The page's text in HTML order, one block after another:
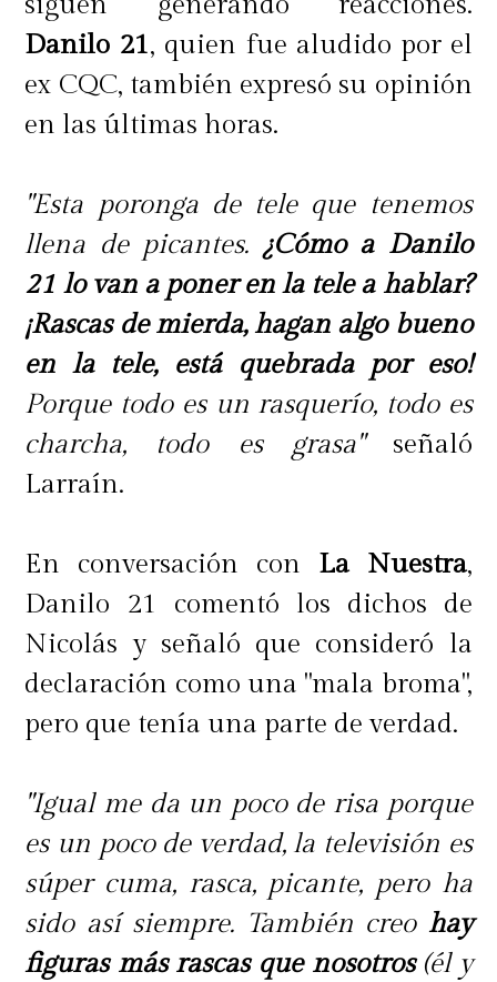
Danilo 21, quien fue aludido por el
ex CQC, también expresó su opinión
en las últimas horas.
"Esta poronga de tele que tenemos
llena de picantes. ¿Cómo a Danilo
21 lo van a poner en la tele a hablar?
¡Rascas de mierda, hagan algo bueno
en la tele, está quebrada por eso!
Porque todo es un rasquerío, todo es
charcha, todo es grasa"señaló
Larraín.
En conversación con La Nuestra,
Danilo 21 comentó los dichos de
Nicolás y señaló que consideró la
declaración como una "mala broma",
pero que tenía una parte de verdad.
"Igual me da un poco de risa porque
es un poco de verdad, la televisión es
súper cuma, rasca, picante, pero ha
sido así siempre. También creo hay
figuras más rascas que nosotros(él y